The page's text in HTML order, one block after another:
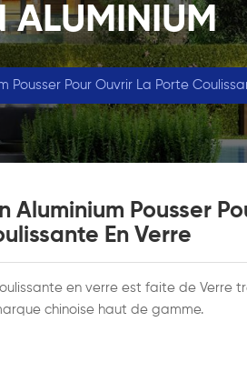
ALUMINIUM
Pousser Pour Ouvrir La Porte
Aluminium Pousser
En Verre
en verre est faite de Verre
chinoise haut de gamme.